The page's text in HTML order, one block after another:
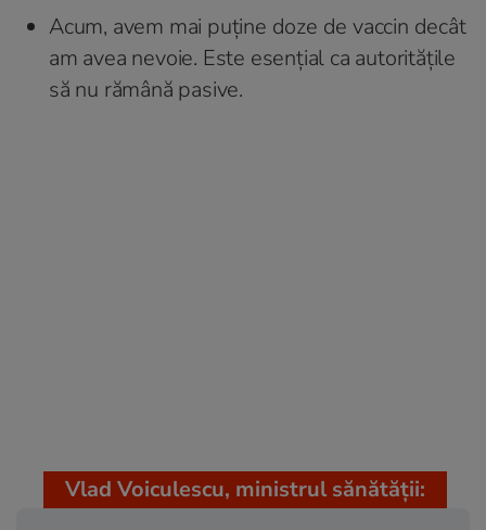
Acum, avem mai puține doze de vaccin decât
am avea nevoie. Este esențial ca autoritățile
să nu rămână pasive.
Vlad Voiculescu, ministrul sănătății: